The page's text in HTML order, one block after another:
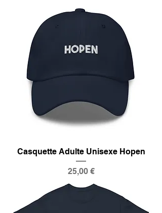
Casquette Adulte Unisexe Hopen
Prix
25,00 €